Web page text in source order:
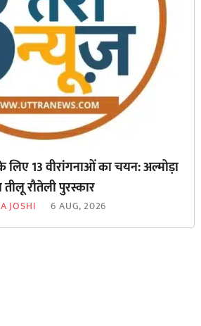
लिए 13 वीरांगनाओं का चयन: अल्मोड़ा
तीलू रौतेली पुरस्कार
JOSHI 6 AUG, 2026